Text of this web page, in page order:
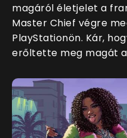
magáról életjelet a
Master Chief végre
PlayStationön. Kár,
erőltette meg magát